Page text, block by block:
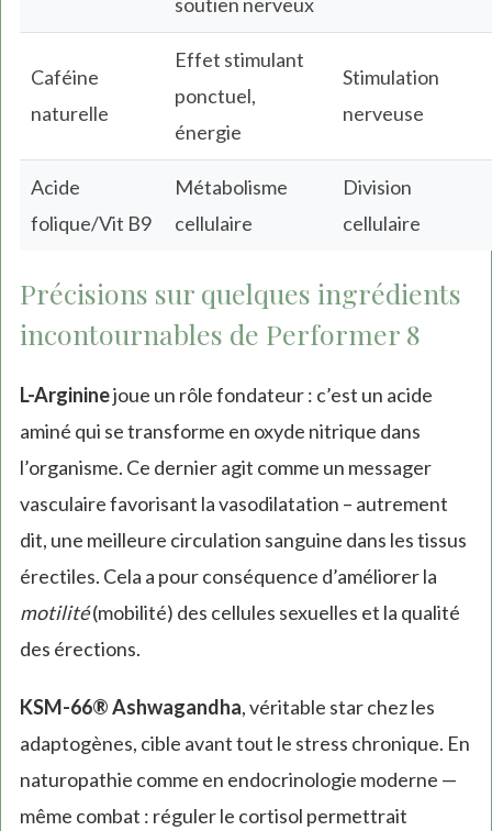
Caféine
naturelle
Effet stimulant
ponctuel,
énergie
Stimulation
nerveuse
Acide
folique/Vit B9
Métabolisme
cellulaire
Division
cellulaire
Précisions sur quelques ingrédients
incontournables de Performer 8
L-Argininejoue un rôle fondateur : c’est un acide
aminé qui se transforme en oxyde nitrique dans
l’organisme. Ce dernier agit comme un messager
vasculaire favorisant la vasodilatation – autrement
dit, une meilleure circulation sanguine dans les tissus
érectiles. Cela a pour conséquence d’améliorer la
motilité(mobilité) des cellules sexuelles et la qualité
des érections.
KSM-66® Ashwagandha, véritable star chez les
adaptogènes, cible avant tout le stress chronique. En
naturopathie comme en endocrinologie moderne —
même combat : réguler le cortisol permettrait